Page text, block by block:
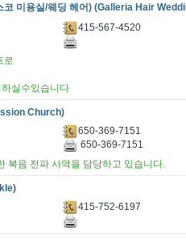
코 미용실/웨딩 헤어) (Galleria Hair
415-567-4520
로
실수있습니다
Church)
650-369-7151
650-369-7151
복음 전파 사역을 담당하고 있습니다.
415-752-6197